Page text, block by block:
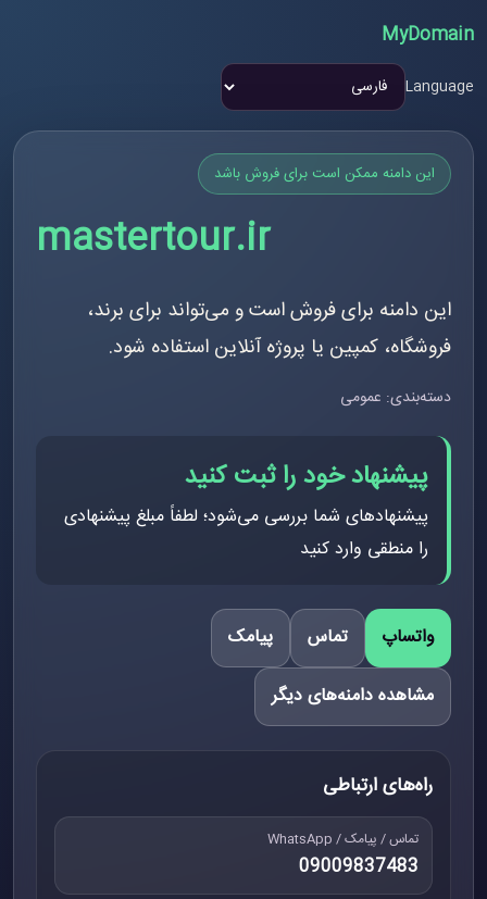
MyDomain
Language
این دامنه ممکن است برای فروش باشد
mastertour.ir
این دامنه برای فروش است و می‌تواند برای برند،
فروشگاه، کمپین یا پروژه آنلاین استفاده شود.
دسته‌بندی: عمومی
پیشنهاد خود را ثبت کنید
پیشنهادهای شما بررسی می‌شود؛ لطفاً مبلغ پیشنهادی
را منطقی وارد کنید
واتساپ تماس
پیامک
مشاهده دامنه‌های دیگر
راه‌های ارتباطی
تماس / پیامک / WhatsApp
09009837483